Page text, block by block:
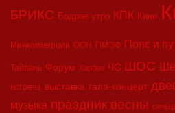
БРИКС Бодрое утро КПК Кино
Минкоммерции ООН ПМЭФ Пояс и
Тайвань Форум Харбин ЧС ШОС
встреча выставка гала-концерт
музыка праздник весны